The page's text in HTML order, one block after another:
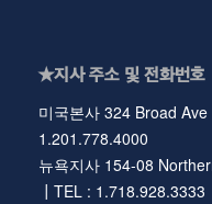
★지사 주소 및 전화번호
미국본사 324 Broad
1.201.778.4000
뉴욕지사 154-08
┃TEL : 1.718.928.3333